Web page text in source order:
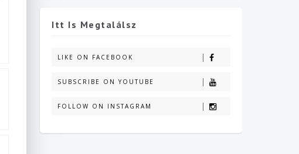
Itt Is Megtalálsz
LIKE ON FACEBOOK
SUBSCRIBE ON YOUTUBE
FOLLOW ON INSTAGRAM